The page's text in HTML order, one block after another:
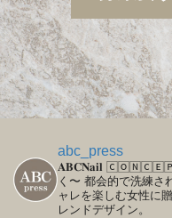
abc_press
𝐀𝐁𝐂𝐍𝐚𝐢𝐥
く〜 都会的で洗練さ
ャレを楽しむ女性に
レンドデザイン。